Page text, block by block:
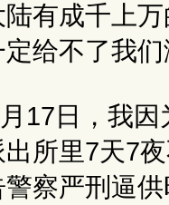
有成千上
给不了我
17日，我
所里7天7
察严刑逼